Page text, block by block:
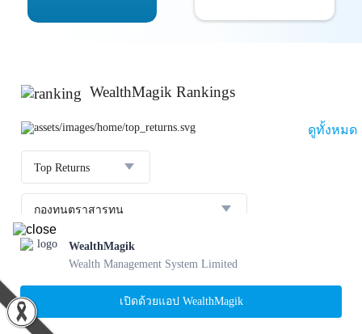
WealthMagik Rankings
ดูทั้งหมด
Top Returns
กองทุนตราสารทุน
กองทุน บลจ.
1
SCBBANKINGE
23.36 %
WealthMagik
Wealth Management System Limited
เปิดด้วยแอป WealthMagik